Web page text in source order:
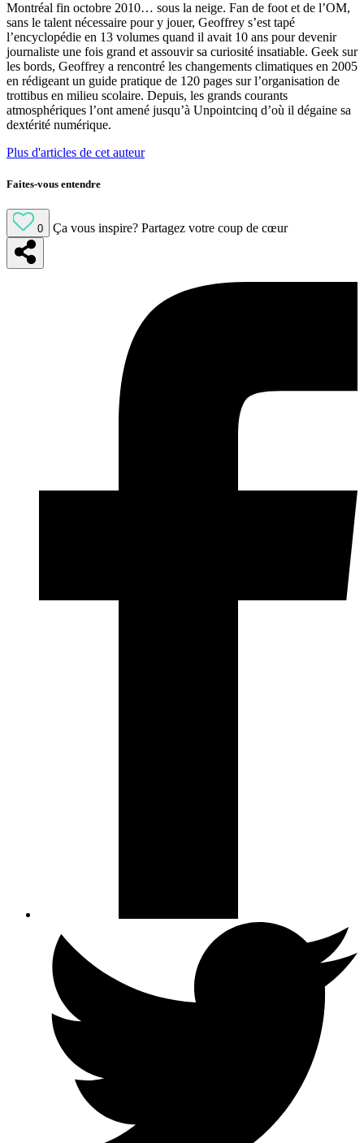
Montréal fin octobre 2010… sous la neige. Fan de foot et de l’OM,
sans le talent nécessaire pour y jouer, Geoffrey s’est tapé
l’encyclopédie en 13 volumes quand il avait 10 ans pour devenir
journaliste une fois grand et assouvir sa curiosité insatiable. Geek sur
les bords, Geoffrey a rencontré les changements climatiques en 2005
en rédigeant un guide pratique de 120 pages sur l’organisation de
trottibus en milieu scolaire. Depuis, les grands courants
atmosphériques l’ont amené jusqu’à Unpointcinq d’où il dégaine sa
dextérité numérique.
Plus d'articles de cet auteur
Faites-vous entendre
0 Ça vous inspire? Partagez votre coup de cœur